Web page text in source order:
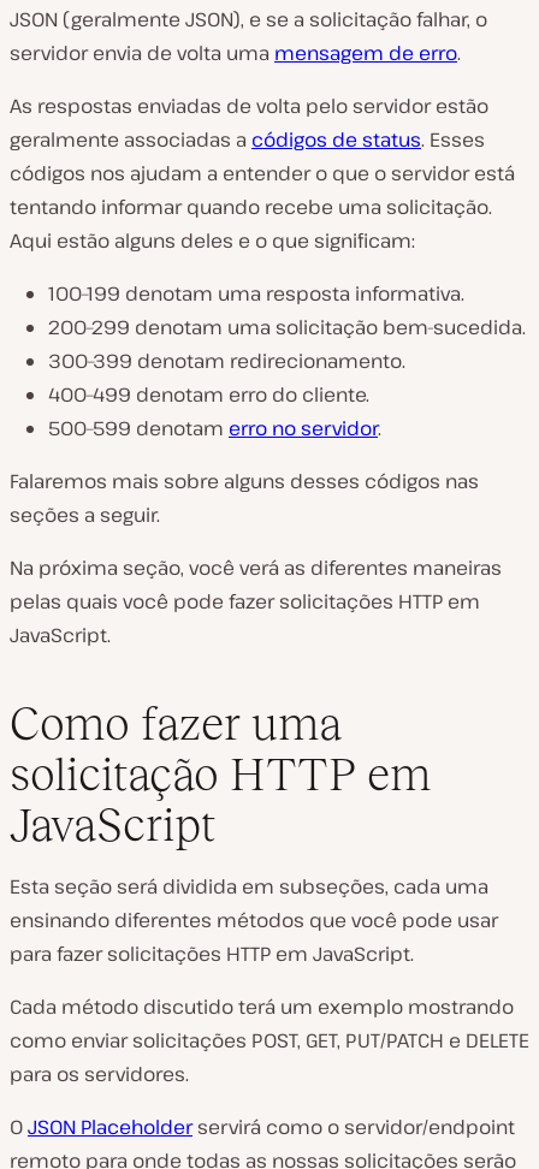
JSON (geralmente JSON), e se a solicitação falhar, o
servidor envia de volta uma mensagem de erro.
As respostas enviadas de volta pelo servidor estão
geralmente associadas a códigos de status. Esses
códigos nos ajudam a entender o que o servidor está
tentando informar quando recebe uma solicitação.
Aqui estão alguns deles e o que significam:
100–199 denotam uma resposta informativa.
200–299 denotam uma solicitação bem-sucedida.
300–399 denotam redirecionamento.
400–499 denotam erro do cliente.
500–599 denotam erro no servidor.
Falaremos mais sobre alguns desses códigos nas
seções a seguir.
Na próxima seção, você verá as diferentes maneiras
pelas quais você pode fazer solicitações HTTP em
JavaScript.
Como fazer uma
solicitação HTTP em
JavaScript
Esta seção será dividida em subseções, cada uma
ensinando diferentes métodos que você pode usar
para fazer solicitações HTTP em JavaScript.
Cada método discutido terá um exemplo mostrando
como enviar solicitações POST, GET, PUT/PATCH e DELETE
para os servidores.
OJSON Placeholderservirá como o servidor/endpoint
remoto para onde todas as nossas solicitações serão